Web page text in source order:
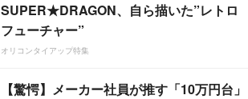
SUPER★DRAGON、自ら描いた”レトロ
フューチャー”
オリコンタイアップ特集
【驚愕】メーカー社員が推す「10万円台」